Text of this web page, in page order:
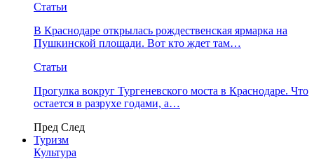
Статьи
В Краснодаре открылась рождественская ярмарка на
Пушкинской площади. Вот кто ждет там…
Статьи
Прогулка вокруг Тургеневского моста в Краснодаре. Что
остается в разрухе годами, а…
Пред След
Туризм
Культура